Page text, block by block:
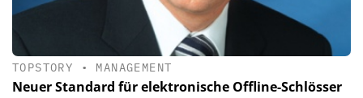
TOPSTORY • MANAGEMENT
Neuer Standard für elektronische Offline-Schlösser